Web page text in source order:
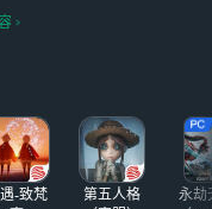
的啊！还会再改回去吗/
-致梵
第五人格
永劫